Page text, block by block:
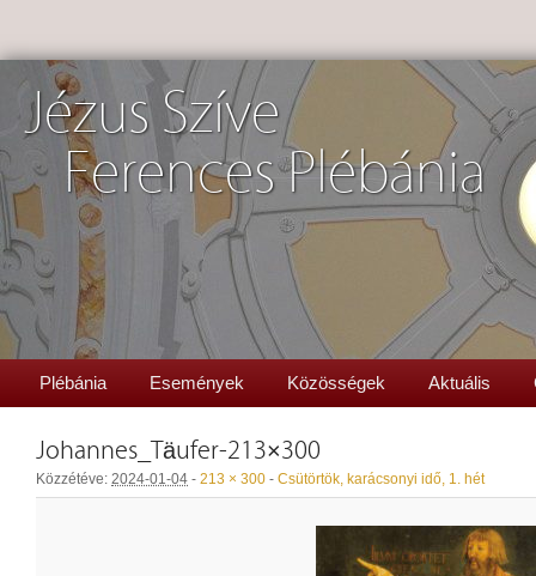
Jézus Szíve
Ferences Plébánia
Plébánia Események Közösségek Aktuális
Johannes_Täufer-213×300
Közzétéve: 2024-01-04 - 213 × 300 - Csütörtök, karácsonyi idő, 1. hét